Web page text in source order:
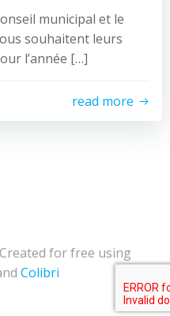
municipal et le
souhaitent leurs
l’année […]
read more
for free using
Colibri